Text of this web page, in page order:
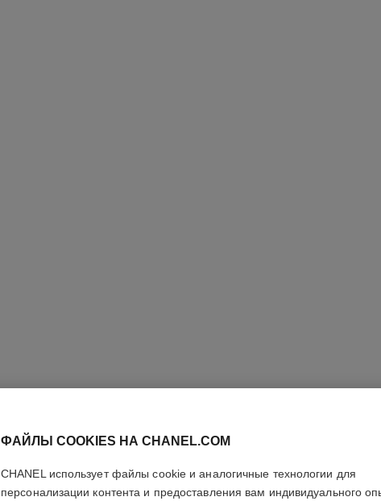
ФАЙЛЫ COOKIES НА CHANEL.COM
CHANEL использует файлы cookie и аналогичные технологии для
персонализации контента и предоставления вам индивидуального